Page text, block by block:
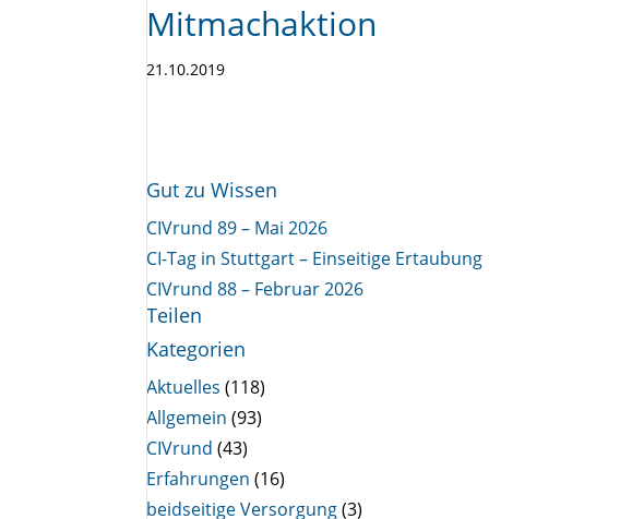
Mitmachaktion
21.10.2019
Gut zu Wissen
CIVrund 89 – Mai 2026
CI-Tag in Stuttgart – Einseitige Ertaubung
CIVrund 88 – Februar 2026
Teilen
Kategorien
Aktuelles (118)
Allgemein (93)
CIVrund (43)
Erfahrungen (16)
beidseitige Versorgung(3)